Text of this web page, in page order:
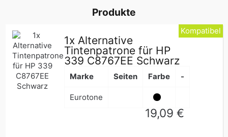
Produkte
1x Alternative
Tintenpatrone für HP
339 C8767EE Schwarz
Marke Seiten Farbe -
Eurotone
Normaler
Preis
19,09 €
Kompatibel